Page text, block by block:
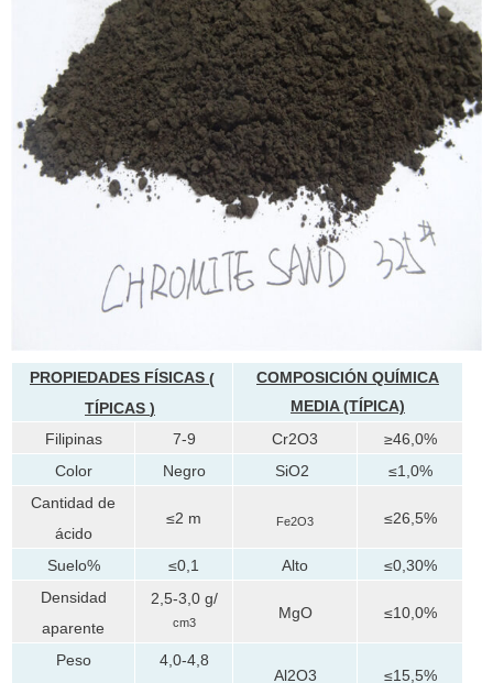
PROPIEDADES FÍSICAS (
TÍPICAS )
COMPOSICIÓN QUÍMICA
MEDIA (TÍPICA)
Filipinas
7-9 Cr2O3
≥46,0%
Color
Negro SiO2
≤1,0%
Cantidad de
ácido
≤2 m Fe2O3 ≤26,5%
Suelo% ≤0,1 Alto
≤0,30%
Densidad
aparente
2,5-3,0 g/
cm3
MgO ≤10,0%
Peso
4,0-4,8
Al2O3 ≤15,5%